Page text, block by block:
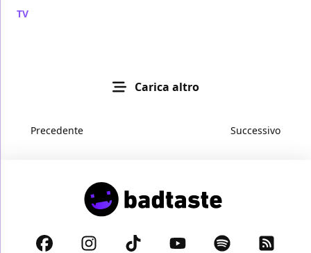
TV
Carica altro
Precedente Successivo